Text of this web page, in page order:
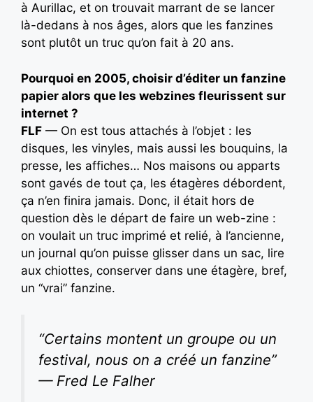
à Aurillac, et on trouvait marrant de se lancer
là-dedans à nos âges, alors que les fanzines
sont plutôt un truc qu’on fait à 20 ans.
Pourquoi en 2005, choisir d’éditer un fanzine
papier alors que les webzines fleurissent sur
internet ?
FLF — On est tous attachés à l’objet : les
disques, les vinyles, mais aussi les bouquins, la
presse, les affiches… Nos maisons ou apparts
sont gavés de tout ça, les étagères débordent,
ça n’en finira jamais. Donc, il était hors de
question dès le départ de faire un web-zine :
on voulait un truc imprimé et relié, à l’ancienne,
un journal qu’on puisse glisser dans un sac, lire
aux chiottes, conserver dans une étagère, bref,
un “vrai” fanzine.
“Certains montent un groupe ou un
festival, nous on a créé un fanzine”
— Fred Le Falher